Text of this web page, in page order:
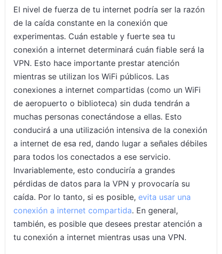
El nivel de fuerza de tu internet podría ser la razón
de la caída constante en la conexión que
experimentas. Cuán estable y fuerte sea tu
conexión a internet determinará cuán fiable será la
VPN. Esto hace importante prestar atención
mientras se utilizan los WiFi públicos. Las
conexiones a internet compartidas (como un WiFi
de aeropuerto o biblioteca) sin duda tendrán a
muchas personas conectándose a ellas. Esto
conducirá a una utilización intensiva de la conexión
a internet de esa red, dando lugar a señales débiles
para todos los conectados a ese servicio.
Invariablemente, esto conduciría a grandes
pérdidas de datos para la VPN y provocaría su
caída. Por lo tanto, si es posible, evita usar una
conexión a internet compartida. En general,
también, es posible que desees prestar atención a
tu conexión a internet mientras usas una VPN.